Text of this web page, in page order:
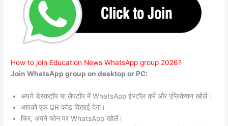
How to join Education News WhatsApp group 2026?
Join WhatsApp group on desktop or PC:
अपने डेस्कटॉप या लैपटॉप में WhatsApp इंस्टॉल करें और एप्लिकेशन खोलें।
आपको एक QR कोड दिखाई देगा।
फिर, अपने फोन पर WhatsApp खोलें।